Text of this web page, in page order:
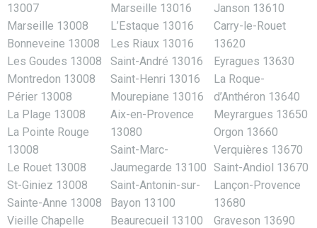
13007
Marseille 13008
Bonneveine 13008
Les Goudes 13008
Montredon 13008
Périer 13008
La Plage 13008
La Pointe Rouge
13008
Le Rouet 13008
St-Giniez 13008
Sainte-Anne 13008
Vieille Chapelle
Marseille 13016
L’Estaque 13016
Les Riaux 13016
Saint-André 13016
Saint-Henri 13016
Mourepiane 13016
Aix-en-Provence
13080
Saint-Marc-
Jaumegarde 13100
Saint-Antonin-sur-
Bayon 13100
Beaurecueil 13100
Janson 13610
Carry-le-Rouet
13620
Eyragues 13630
La Roque-
d’Anthéron 13640
Meyrargues 13650
Orgon 13660
Verquières 13670
Saint-Andiol 13670
Lançon-Provence
13680
Graveson 13690